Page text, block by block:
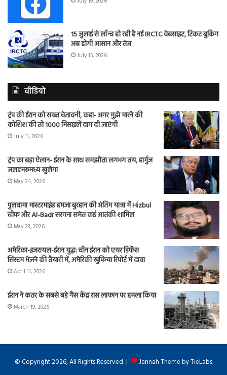
15 जुलाई से लॉन्च हो रही है नई IRCTC वेबसाइट, टिकट बुकिंग
अब होगी आसान और तेज
July 15, 2026
वीडियो
ट्रंप की ईरान को सख्त चेतावनी, कहा- अगर मुझे मारने की
कोशिश की तो 1000 मिसाइलें दाग दी जाएंगी
July 11, 2026
ट्रंप का बड़ा ऐलान- ईरान के साथ समझौता लगभग तय, हार्मुज
जलडमरूमध्य खुलेगा
May 24, 2026
पुलवामा मास्टरमाइंड हमजा बुरहान की अंतिम यात्रा में Hizbul
चीफ और Al-Badr सरगना समेत कई आतंकी शामिल
May 23, 2026
अमेरिका-इजरायल-ईरान युद्ध: चीन ईरान को एयर डिफेंस
सिस्टम भेजने की तैयारी में, अमेरिकी खुफिया रिपोर्ट में दावा
April 11, 2026
ईरान ने कतर के सबसे बड़े गैस केंद्र रास लाफान पर हमला किया
March 19, 2026
© Copyright 2026, All Rights Reserved | Jannah Theme by TieLabs